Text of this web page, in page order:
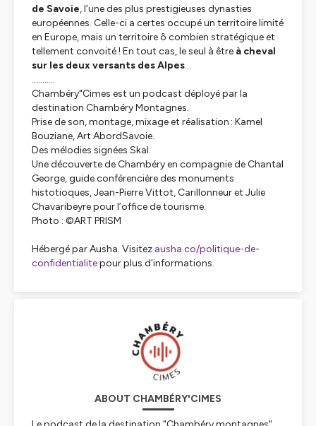
de Savoie, l’une des plus prestigieuses dynasties
européennes. Celle-ci a certes occupé un territoire limité
en Europe, mais un territoire ô combien stratégique et
tellement convoité ! En tout cas, le seul à être à cheval
sur les deux versants des Alpes…
...........
Chambéry"Cimes est un podcast déployé par la
destination Chambéry Montagnes.
Prise de son, montage, mixage et réalisation : Kamel
Bouziane, Art AbordSavoie.
Des mélodies signées Skal.
Une découverte de Chambéry en compagnie de Chantal
George, guide conférencière des monuments
histotioques, Jean-Pierre Vittot, Carillonneur et Julie
Chavaribeyre pour l’office de tourisme.
Photo : ©ART PRISM
Hébergé par Ausha. Visitez ausha.co/politique-de-
confidentialitepour plus d'informations.
ABOUT CHAMBÉRY'CIMES